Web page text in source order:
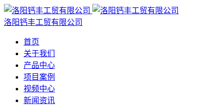
洛阳钙丰工贸有限公司
首页
关于我们
产品中心
项目案例
视频中心
新闻资讯